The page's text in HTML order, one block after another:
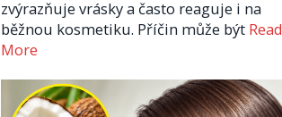
zvýrazňuje vrásky a často reaguje i na
běžnou kosmetiku. Příčin může být Read
More